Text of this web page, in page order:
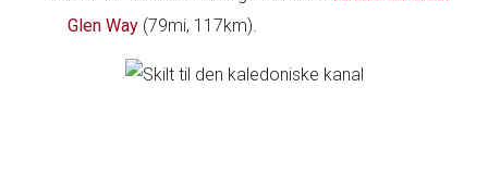
Glen Way (79mi, 117km).